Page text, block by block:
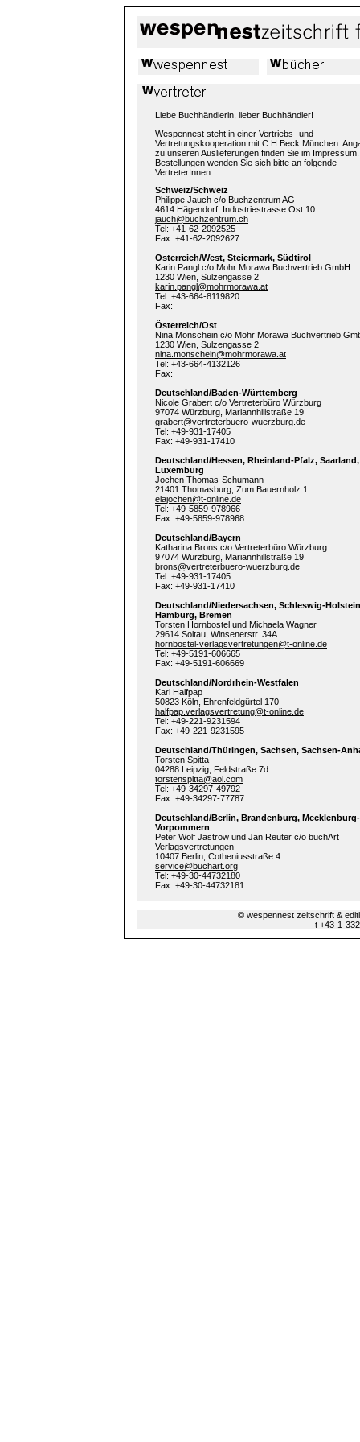
Liebe Buchhändlerin, lieber Buchhändler!
Wespennest steht in einer Vertriebs- und
Vertretungskooperation mit C.H.Beck München.
zu unseren Auslieferungen finden Sie im
Bestellungen wenden Sie sich bitte an folgende
VertreterInnen:
Schweiz/Schweiz
Philippe Jauch c/o Buchzentrum AG
4614 Hägendorf, Industriestrasse Ost 10
jauch@buchzentrum.ch
Tel: +41-62-2092525
Fax: +41-62-2092627
Österreich/West, Steiermark, Südtirol
Karin Pangl c/o Mohr Morawa Buchvertrieb GmbH
1230 Wien, Sulzengasse 2
karin.pangl@mohrmorawa.at
Tel: +43-664-8119820
Fax:
Österreich/Ost
Nina Monschein c/o Mohr Morawa Buchvertrieb
1230 Wien, Sulzengasse 2
nina.monschein@mohrmorawa.at
Tel: +43-664-4132126
Fax:
Deutschland/Baden-Württemberg
Nicole Grabert c/o Vertreterbüro Würzburg
97074 Würzburg, Mariannhillstraße 19
grabert@vertreterbuero-wuerzburg.de
Tel: +49-931-17405
Fax: +49-931-17410
Deutschland/Hessen, Rheinland-Pfalz, Saarland,
Luxemburg
Jochen Thomas-Schumann
21401 Thomasburg, Zum Bauernholz 1
elajochen@t-online.de
Tel: +49-5859-978966
Fax: +49-5859-978968
Deutschland/Bayern
Katharina Brons c/o Vertreterbüro Würzburg
97074 Würzburg, Mariannhillstraße 19
brons@vertreterbuero-wuerzburg.de
Tel: +49-931-17405
Fax: +49-931-17410
Deutschland/Niedersachsen, Schleswig-
Hamburg, Bremen
Torsten Hornbostel und Michaela Wagner
29614 Soltau, Winsenerstr. 34A
hornbostel-verlagsvertretungen@t-online.de
Tel: +49-5191-606665
Fax: +49-5191-606669
Deutschland/Nordrhein-Westfalen
Karl Halfpap
50823 Köln, Ehrenfeldgürtel 170
halfpap.verlagsvertretung@t-online.de
Tel: +49-221-9231594
Fax: +49-221-9231595
Deutschland/Thüringen, Sachsen, Sachsen-
Torsten Spitta
04288 Leipzig, Feldstraße 7d
torstenspitta@aol.com
Tel: +49-34297-49792
Fax: +49-34297-77787
Deutschland/Berlin, Brandenburg, Mecklenburg-
Vorpommern
Peter Wolf Jastrow und Jan Reuter c/o buchArt
Verlagsvertretungen
10407 Berlin, Cotheniusstraße 4
service@buchart.org
Tel: +49-30-44732180
Fax: +49-30-44732181
© wespennest zeitschrift &
t +43-1-